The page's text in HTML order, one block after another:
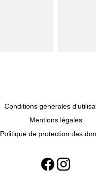
Conditions générales
Mentions légales
Politique de protection des